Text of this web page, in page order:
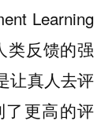
Learning
类反馈的强
让真人去评
更高的评